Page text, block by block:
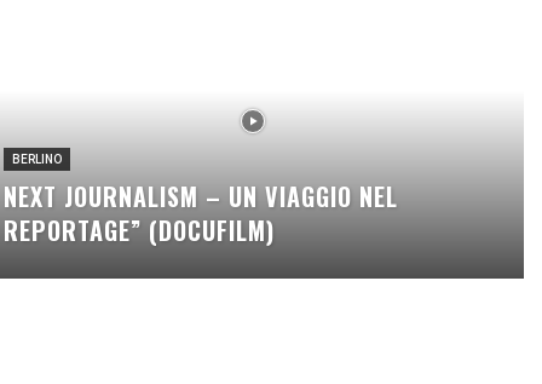
BERLINO
NEXT JOURNALISM – UN VIAGGIO NEL
REPORTAGE” (DOCUFILM)